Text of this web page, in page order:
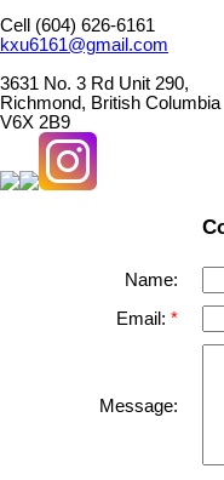
Cell (604) 626-6161
kxu6161@gmail.com
3631 No. 3 Rd Unit 290,
Richmond, British Columbia
V6X 2B9
Name:
Email:
Message: